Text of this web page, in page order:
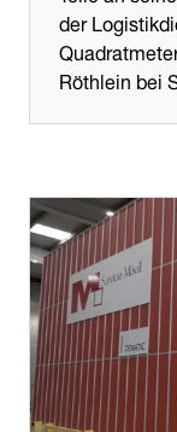
der
Röthlein bei